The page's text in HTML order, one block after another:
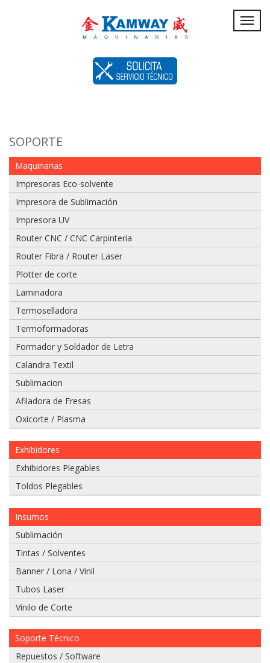
Adjuntar
imagen
de
factura,
guía
o
boleta:
Adjuntar
imágenes
de
problema:
Si
un
video
del
SOPORTE
Maquinarias
Impresoras Eco-solvente
Impresora de Sublimación
Impresora UV
Router CNC / CNC Carpinteria
Router Fibra / Router Laser
Plotter de corte
Laminadora
Termoselladora
Termoformadoras
Formador y Soldador de Letra
Calandra Textil
Sublimacion
Afiladora de Fresas
Oxicorte / Plasma
Exhibidores
Exhibidores Plegables
Toldos Plegables
Insumos
Sublimación
Tintas / Solventes
Banner / Lona / Vinil
Tubos Laser
Vinilo de Corte
Soporte Técnico
Repuestos / Software